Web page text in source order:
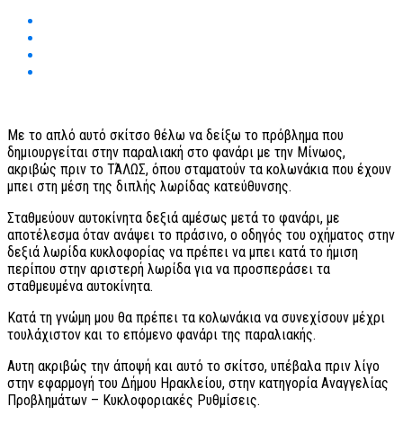
Με το απλό αυτό σκίτσο θέλω να δείξω το πρόβλημα που
δημιουργείται στην παραλιακή στο φανάρι με την Μίνωος,
ακριβώς πριν το ΤΆΛΩΣ, όπου σταματούν τα κολωνάκια που έχουν
μπει στη μέση της διπλής λωρίδας κατεύθυνσης.
Σταθμεύουν αυτοκίνητα δεξιά αμέσως μετά το φανάρι, με
αποτέλεσμα όταν ανάψει το πράσινο, ο οδηγός του οχήματος στην
δεξιά λωρίδα κυκλοφορίας να πρέπει να μπει κατά το ήμιση
περίπου στην αριστερή λωρίδα για να προσπεράσει τα
σταθμευμένα αυτοκίνητα.
Κατά τη γνώμη μου θα πρέπει τα κολωνάκια να συνεχίσουν μέχρι
τουλάχιστον και το επόμενο φανάρι της παραλιακής.
Αυτη ακριβώς την άποψή και αυτό το σκίτσο, υπέβαλα πριν λίγο
στην εφαρμογή του Δήμου Ηρακλείου, στην κατηγορία Αναγγελίας
Προβλημάτων – Κυκλοφοριακές Ρυθμίσεις.